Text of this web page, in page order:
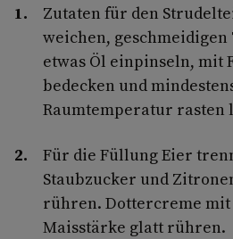
Zutaten für den
weichen,
etwas Öl einpinseln, mit
bedecken und
Raumtemperatur rasten
Für die Füllung Eier
Staubzucker und
rühren. Dottercreme mit
Maisstärke glatt rühren.